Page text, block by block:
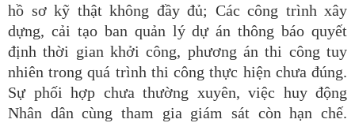
hồ sơ kỹ thật không đầy đủ; Các công trình xây
dựng, cải tạo ban quản lý dự án thông báo quyết
định thời gian khởi công, phương án thi công tuy
nhiên trong quá trình thi công thực hiện chưa đúng.
Sự phối hợp chưa thường xuyên, việc huy động
Nhân dân cùng tham gia giám sát còn hạn chế.